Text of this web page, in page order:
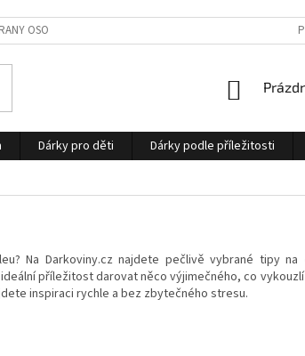
OSOBNÍCH ÚDAJŮ
Dárky pro děti Dárky podle příležitosti
Na Darkoviny.cz najdete pečlivě vybrané tipy na
příležitost darovat něco výjimečného, co
inspiraci rychle a bez zbytečného stresu.